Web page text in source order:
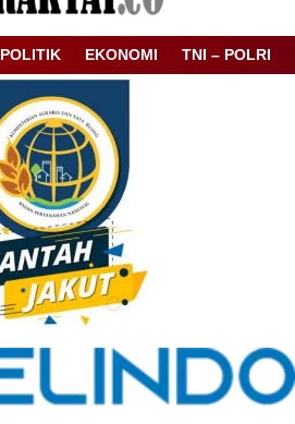
POLITIK EKONOMI TNI – POLRI